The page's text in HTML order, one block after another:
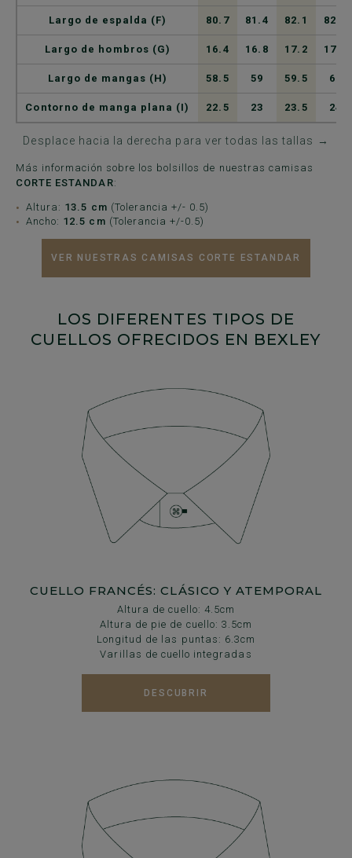
Largo de espalda (F) 80.7 81.4 82.1 82.8
Largo de hombros (G) 16.4 16.8 17.2 17.6
Largo de mangas (H) 58.5 59 59.5 60
Contorno de manga plana (I) 22.5 23 23.5 24
Desplace hacia la derecha para ver todas las tallas →
Más información sobre los bolsillos de nuestras camisas
CORTE ESTANDAR:
Altura: 13.5 cm (Tolerancia +/- 0.5)
Ancho: 12.5 cm (Tolerancia +/-0.5)
VER NUESTRAS CAMISAS CORTE ESTANDAR
LOS DIFERENTES TIPOS DE
CUELLOS OFRECIDOS EN BEXLEY
CUELLO FRANCÉS: CLÁSICO Y ATEMPORAL
Altura de cuello: 4.5cm
Altura de pie de cuello: 3.5cm
Longitud de las puntas: 6.3cm
Varillas de cuello integradas
DESCUBRIR